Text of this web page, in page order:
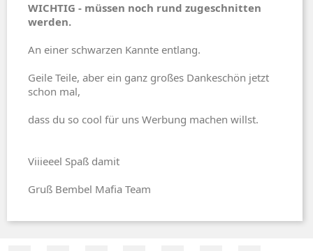
WICHTIG - müssen noch rund zugeschnitten
werden.
An einer schwarzen Kannte entlang.
Geile Teile, aber ein ganz großes Dankeschön jetzt
schon mal,
dass du so cool für uns Werbung machen willst.
Viiieeel Spaß damit
Gruß Bembel Mafia Team